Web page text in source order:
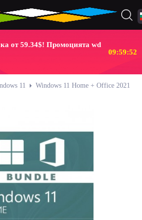
от 59.34$! Промоцията wd
09:59:52
11
Windows 11 Home + Office 2021